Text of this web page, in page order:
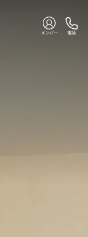
メンバー 電話